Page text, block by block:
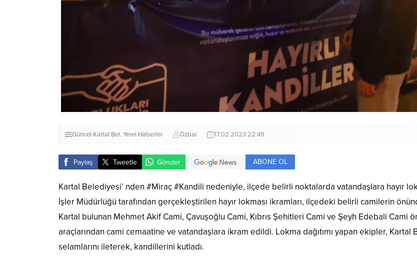
Güncel Kartal Bel. Yerel Haberler Özbar 17.02.2023 22:49
Paylaş Tweetle Gönder ABONE OL
Kartal Belediyesi’ nden #Miraç #Kandili nedeniyle, ilçede belirli noktalarda vatandaşlara hayır
İşler Müdürlüğü tarafından gerçekleştirilen hayır lokması ikramları, ilçedeki belirli camilerin
Kartal bulunan Mehmet Akif Cami, Çavuşoğlu Cami, Kıbrıs Şehitleri Cami ve Şeyh Edebali Cami
araçlarından cami cemaatine ve vatandaşlara ikram edildi. Lokma dağıtımı yapan ekipler, Kartal
selamlarını ileterek, kandillerini kutladı.